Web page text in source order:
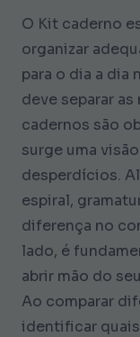
O Kit caderno
organizar
para o dia a dia
deve separar
cadernos são
surge uma
desperdícios.
espiral,
diferença no
lado, é
abrir mão do
Ao comparar
identificar